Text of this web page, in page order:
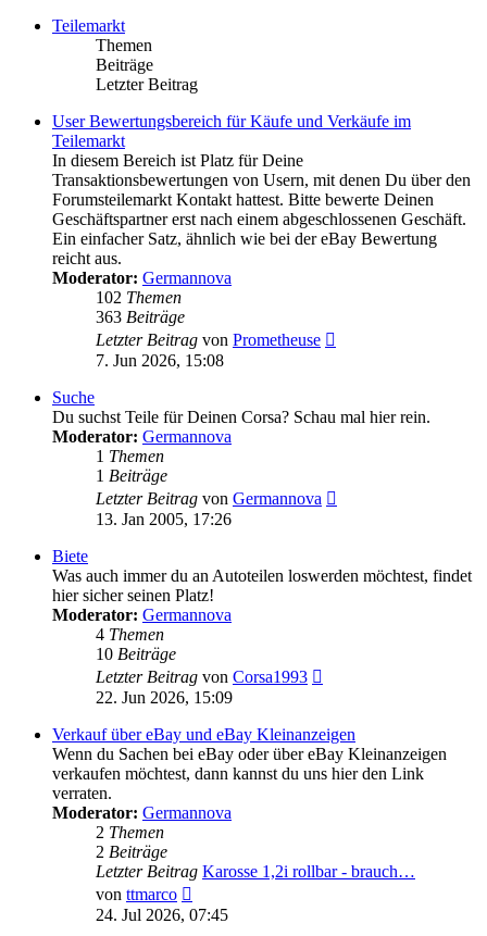
Teilemarkt
Themen
Beiträge
Letzter Beitrag
User Bewertungsbereich für Käufe und Verkäufe im
Teilemarkt
In diesem Bereich ist Platz für Deine
Transaktionsbewertungen von Usern, mit denen Du über den
Forumsteilemarkt Kontakt hattest. Bitte bewerte Deinen
Geschäftspartner erst nach einem abgeschlossenen Geschäft.
Ein einfacher Satz, ähnlich wie bei der eBay Bewertung
reicht aus.
Moderator: Germannova
102 Themen
363 Beiträge
Letzter Beitrag von Prometheuse
7. Jun 2026, 15:08
Suche
Du suchst Teile für Deinen Corsa? Schau mal hier rein.
Moderator: Germannova
1 Themen
1 Beiträge
Letzter Beitrag von Germannova
13. Jan 2005, 17:26
Biete
Was auch immer du an Autoteilen loswerden möchtest, findet
hier sicher seinen Platz!
Moderator: Germannova
4 Themen
10 Beiträge
Letzter Beitrag von Corsa1993
22. Jun 2026, 15:09
Verkauf über eBay und eBay Kleinanzeigen
Wenn du Sachen bei eBay oder über eBay Kleinanzeigen
verkaufen möchtest, dann kannst du uns hier den Link
verraten.
Moderator: Germannova
2 Themen
2 Beiträge
Letzter Beitrag Karosse 1,2i rollbar - brauch…
von ttmarco
Beitrag
24. Jul 2026, 07:45